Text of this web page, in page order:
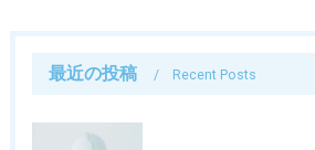
最近の投稿 Recent Posts